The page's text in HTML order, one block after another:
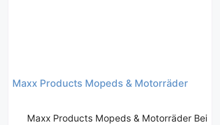
Maxx Products Mopeds & Motorräder
Maxx Products Mopeds & Motorräder Bei